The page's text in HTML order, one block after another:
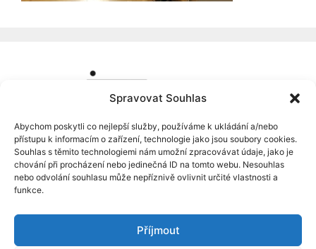
Spravovat Souhlas
Abychom poskytli co nejlepší služby, používáme k ukládání a/nebo
přístupu k informacím o zařízení, technologie jako jsou soubory cookies.
Souhlas s těmito technologiemi nám umožní zpracovávat údaje, jako je
chování při procházení nebo jedinečná ID na tomto webu. Nesouhlas
nebo odvolání souhlasu může nepříznivě ovlivnit určité vlastnosti a
funkce.
Příjmout